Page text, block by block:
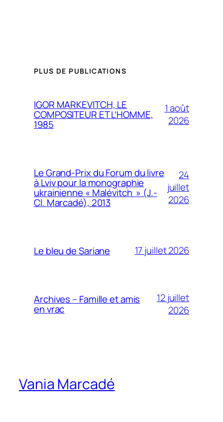
PLUS DE PUBLICATIONS
IGOR MARKEVITCH, LE
COMPOSITEUR ET L’HOMME,
1985
1 août
2026
Le Grand-Prix du Forum du livre
à Lviv pour la monographie
ukrainienne « Malévitch » (J.-
Cl. Marcadé), 2013
24
juillet
2026
Le bleu de Sariane 17 juillet 2026
Archives – Famille et amis
en vrac
12 juillet
2026
Vania Marcadé